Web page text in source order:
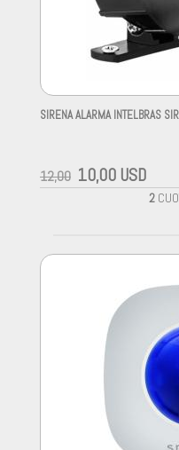
SIRENA ALARMA INTELBRAS
12,00 10,00 USD
2